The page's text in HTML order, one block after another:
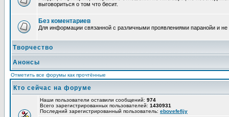
выговориться о том что бесит.
Без коментариев
Для информации связанной с различными проявлениями паранойи и
Творчество
Анонсы
Отметить все форумы как прочтённые
Кто сейчас на форуме
Наши пользователи оставили сообщений: 974
Всего зарегистрированных пользователей: 1430931
Последний зарегистрированный пользователь: ebovefefijy